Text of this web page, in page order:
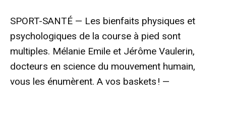
SPORT-SANTÉ — Les bienfaits physiques et
psychologiques de la course à pied sont
multiples. Mélanie Emile et Jérôme Vaulerin,
docteurs en science du mouvement humain,
vous les énumèrent. A vos baskets ! —